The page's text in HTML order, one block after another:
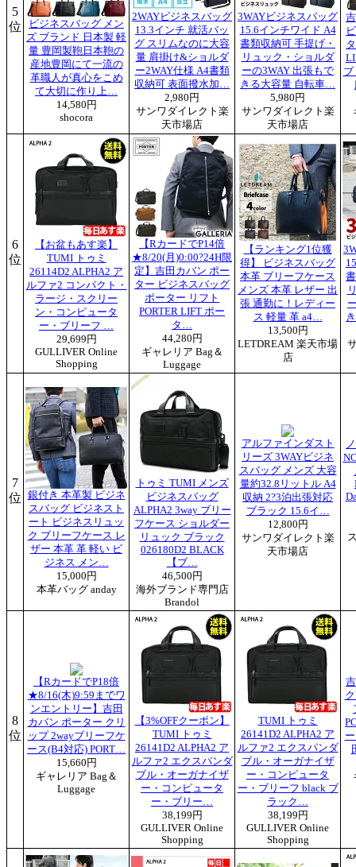
5
位
ビジネスバッグ メン
ズ ブランド 日本製 軽
量 豊岡製鞄日本鞄の
産地豊岡にて一流の
革職人が真心をこめ
て大切に作り上…
14,580円
shocora
2WAYビジネスバッグ
13.3インチ 就活バッ
グ スリムなのに大容
量 肩掛け&ショルダ
ー2WAY仕様 A4書類
収納可 表面撥水加…
2,980円
サンワダイレクト楽
天市場店
3WAYビジネスバッグ
15.6インチワイド A4
書類収納可 手提げ・
リュック・ショルダ
ーの3WAY 出張もで
きる大容量 自転車…
5,980円
サンワダイレクト楽
天市場店
ブ
6
位
【お盆もあす楽】
TUMI トゥミ
26114D2 ALPHA2 ア
ルファ2 コンパクト・
ラージ・スクリー
ン・コンピュータ
ー・ブリーフ …
29,699円
GULLIVER Online
Shopping
【RカードでP14倍
★8/20(月)0:00?24H限
定】吉田カバン ポー
ター ビジネスバッグ
ポーター リフト
PORTER LIFT ポー
タ…
44,280円
ギャレリア Bag＆
Luggage
【ランキング1位獲
得】 ビジネスバッグ
本革 ブリーフケース
メンズ 本革 レザー 出
張 通勤に！レディー
ス 軽量 革 a4…
13,500円
LETDREAM 楽天市場
店
7
位
銀付き 本革製 ビジネ
スバッグ ビジネスト
ート ビジネスリュッ
ク ブリーフケース レ
ザー 本革 革 軽い ビ
ジネス メン…
15,000円
本革バッグ anday
トゥミ TUMI メンズ
ビジネスバッグ
ALPHA2 3way ブリー
フケース ショルダー
リュック ブラック
026180D2 BLACK
【ブ…
46,500円
海外ブランド専門店
Brandol
アルファインダスト
リーズ 3WAYビジネ
スバッグ メンズ 大容
量約32.8リットル A4
収納 2?3泊出張対応
ブラック 15.6イ…
12,800円
サンワダイレクト楽
天市場店
8
位
【RカードでP18倍
★8/16(木)9:59までワ
ンエントリー】吉田
カバン ポーター クリ
ップ 2wayブリーフケ
ース(B4対応) PORT…
15,660円
ギャレリア Bag＆
Luggage
【3%OFFクーポン】
TUMI トゥミ
26141D2 ALPHA2 ア
ルファ2 エクスパンダ
ブル・オーガナイザ
ー・コンピュータ
ー・ブリー…
38,199円
GULLIVER Online
Shopping
TUMI トゥミ
26141D2 ALPHA2 ア
ルファ2 エクスパンダ
ブル・オーガナイザ
ー・コンピュータ
ー・ブリーフ black ブ
ラック…
38,199円
GULLIVER Online
Shopping